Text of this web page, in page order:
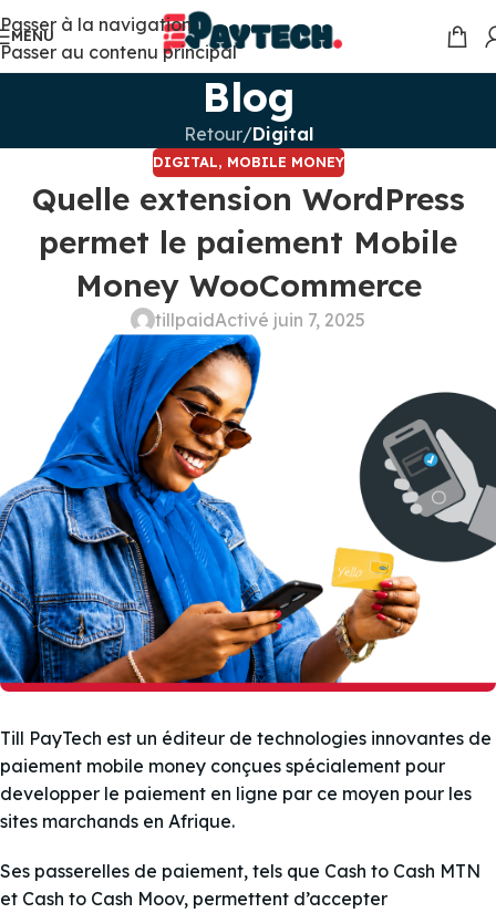
Passer à la navigation
Passer au contenu principal
MENU
Blog
Retour/Digital
DIGITAL, MOBILE MONEY
Quelle extension WordPress
permet le paiement Mobile
Money WooCommerce
tillpaidActivé juin 7, 2025
Till PayTech est un éditeur de technologies innovantes de
paiement mobile money conçues spécialement pour
developper le paiement en ligne par ce moyen pour les
sites marchands en Afrique.
Ses passerelles de paiement, tels que Cash to Cash MTN
et Cash to Cash Moov, permettent d’accepter